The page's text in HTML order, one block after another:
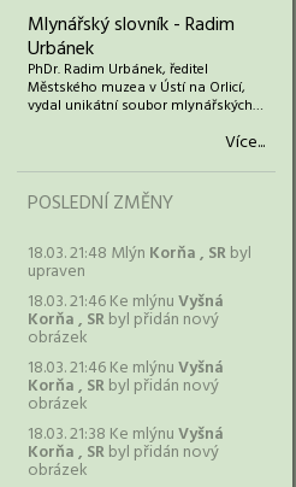
Mlynářský slovník - Radim
Urbánek
PhDr. Radim Urbánek, ředitel
Městského muzea v Ústí na Orlicí,
vydal unikátní soubor mlynářských…
Více...
POSLEDNÍ ZMĚNY
18.03. 21:48 Mlýn Korňa , SRbyl
upraven
18.03. 21:46 Ke mlýnuVyšná
Korňa , SRbyl přidán nový
obrázek
18.03. 21:46 Ke mlýnuVyšná
Korňa , SRbyl přidán nový
obrázek
18.03. 21:38 Ke mlýnuVyšná
Korňa , SRbyl přidán nový
obrázek